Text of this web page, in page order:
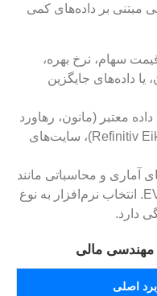
مبتنی بر داده‌های کمی
سهام، نرخ بهره،
یا داده‌های جایگزین
معتبر (مانون، رهاورد
۳۶۵، بورس تهران، Refinitiv Eikon, Bloomberg)، سایت‌های
آماری و محاسباتی مانند
EViews, Stata, R, Python, MATLAB. انتخاب نرم‌افزار به نوع
دارد.
مهندسی مالی
اصلی